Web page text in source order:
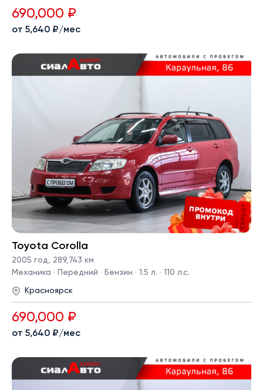
690,000 ₽
от 5,640 ₽/мес
Toyota Corolla
2005 год, 289,743 км
Механика · Передний · Бензин · 1.5 л. · 110 л.с.
Красноярск
690,000 ₽
от 5,640 ₽/мес